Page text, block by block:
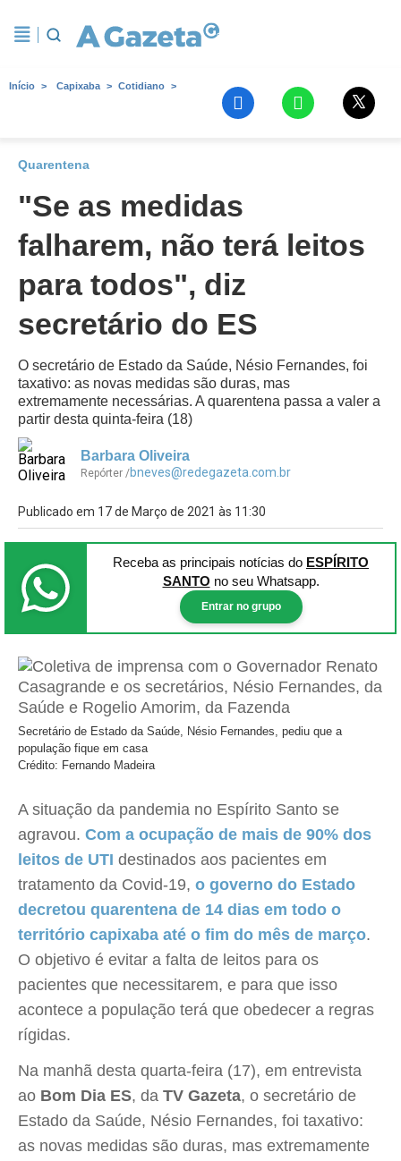
Início Capixaba Cotidiano
Quarentena
"Se as medidas
falharem, não terá leitos
para todos", diz
secretário do ES
O secretário de Estado da Saúde, Nésio Fernandes, foi
taxativo: as novas medidas são duras, mas
extremamente necessárias. A quarentena passa a valer a
partir desta quinta-feira (18)
Barbara Oliveira
Repórter /bneves@redegazeta.com.br
Publicado em 17 de Março de 2021 às 11:30
Receba as principais notícias do ESPÍRITO
SANTO no seu Whatsapp.
Entrar no grupo
Secretário de Estado da Saúde, Nésio Fernandes, pediu que a
população fique em casa
Crédito: Fernando Madeira
A situação da pandemia no Espírito Santo se
agravou. Com a ocupação de mais de 90% dos
leitos de UTI destinados aos pacientes em
tratamento da Covid-19, o governo do Estado
decretou quarentena de 14 dias em todo o
território capixaba até o fim do mês de março.
O objetivo é evitar a falta de leitos para os
pacientes que necessitarem, e para que isso
acontece a população terá que obedecer a regras
rígidas.
Na manhã desta quarta-feira (17), em entrevista
ao Bom Dia ES, da TV Gazeta, o secretário de
Estado da Saúde, Nésio Fernandes, foi taxativo:
as novas medidas são duras, mas extremamente